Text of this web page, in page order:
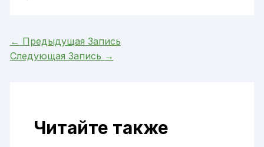
← Предыдущая Запись
Следующая Запись →
Читайте также